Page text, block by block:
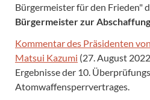
Bürgermeister für den Frieden"
Bürgermeister zur
Kommentar des Präsidenten
Matsui Kazumi (27. August
Ergebnisse der 10.
Atomwaffensperrvertrages.